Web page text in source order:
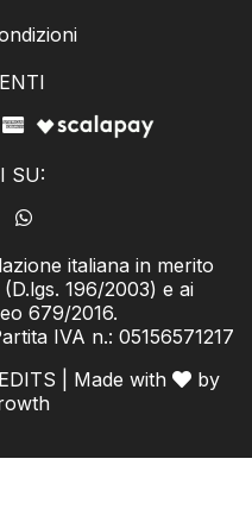
SU:
italiana in merito
196/2003) e ai
679/2016.
IVA n.: 05156571217
| Made with
by